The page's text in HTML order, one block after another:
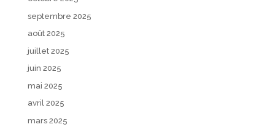
septembre 2025
août 2025
juillet 2025
juin 2025
mai 2025
avril 2025
mars 2025